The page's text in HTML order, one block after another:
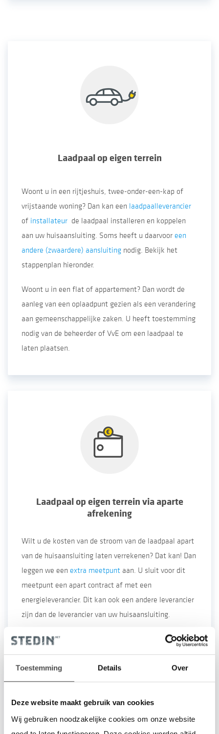
Toestemming Details Over
Deze website maakt gebruik van cookies
Wij gebruiken noodzakelijke cookies om onze website
Laadpaal op eigen terrein
Woont u in een rijtjeshuis, twee-onder-een-kap of
vrijstaande woning? Dan kan een laadpaalleverancier
of installateur de laadpaal installeren en koppelen
aan uw huisaansluiting. Soms heeft u daarvoor een
andere (zwaardere) aansluiting nodig. Bekijk het
stappenplan hieronder.
Woont u in een flat of appartement? Dan wordt de
aanleg van een oplaadpunt gezien als een verandering
aan gemeenschappelijke zaken. U heeft toestemming
nodig van de beheerder of VvE om een laadpaal te
laten plaatsen.
Laadpaal op eigen terrein via aparte
afrekening
Wilt u de kosten van de stroom van de laadpaal apart
van de huisaansluiting laten verrekenen? Dat kan! Dan
leggen we een extra meetpunt aan. U sluit voor dit
meetpunt een apart contract af met een
energieleverancier. Dit kan ook een andere leverancier
zijn dan de leverancier van uw huisaansluiting.